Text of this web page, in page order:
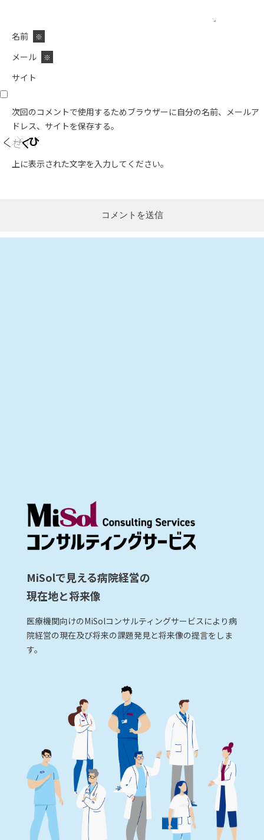
名前 ※
メール ※
サイト
次回のコメントで使用するためブラウザーに自分の名前、メールア
ドレス、サイトを保存する。
上に表示された文字を入力してください。
MiSolで見える病院経営の
現在地と将来像
医療機関向けのMiSolコンサルティングサービスにより病
院経営の現在及び将来の課題発見と将来像の提言をしま
す。